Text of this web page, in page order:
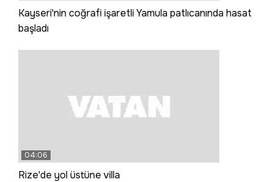
Kayseri'nin coğrafi işaretli Yamula patlıcanında hasat
başladı
04:06
Rize'de yol üstüne villa